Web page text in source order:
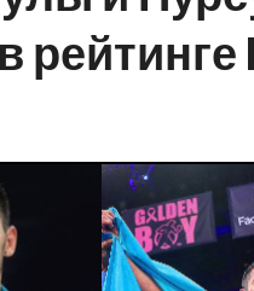
рейтинге